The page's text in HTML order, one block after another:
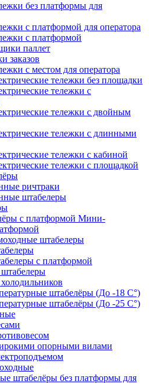
без платформы для
с платформой для оператора
с платформой
паллет
заказов
с местом для оператора
тележки без площадки
тележки с
тележки с двойным
тележки с длинными
тележки с кабиной
тележки с площадкой
ричтраки
штабелеры
Мини-
штабелеры
с платформой
штабелёры (До -18 C°)
штабелёры (До -25 C°)
опорными вилами
штабелёры без платформы для